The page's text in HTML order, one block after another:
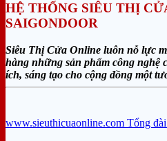
HỆ THỐNG SIÊU THỊ
SAIGONDOOR
Siêu Thị Cửa Online luôn nỗ lực
hàng những sản phẩm công nghệ
ích, sáng tạo cho cộng đồng một
www.sieuthicuaonline.com Tổng